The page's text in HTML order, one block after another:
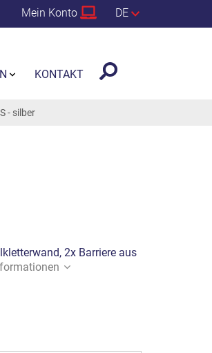
Mein Konto DE
- silber
2x Barriere aus
KONTAKT